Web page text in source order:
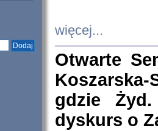
więcej...
Otwarte
Koszarska-
gdzie
dyskurs o